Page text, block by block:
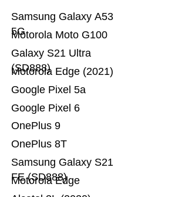
Motorola Edge
Samsung Galaxy S21
FE (SD888)
OnePlus 8T
OnePlus 9
Google Pixel 6
Google Pixel 5a
Motorola Edge (2021)
Galaxy S21 Ultra
(SD888)
Motorola Moto G100
Samsung Galaxy A53
5G